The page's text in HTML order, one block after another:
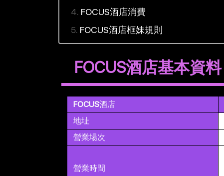
FOCUS酒店消費
FOCUS酒店框妹規則
FOCUS酒店基本資料
FOCUS酒店
地址
營業場次
營業時間